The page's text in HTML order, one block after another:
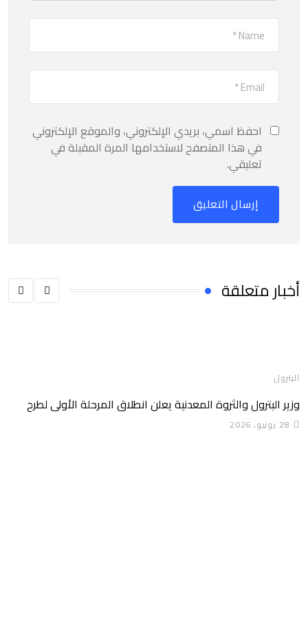
احفظ اسمي، بريدي الإلكتروني، والموقع الإلكتروني
في هذا المتصفح لاستخدامها المرة المقبلة في
تعليقي.
أخبار متعلقة
البترول
وزير البترول والثروة المعدنية يعلن انطلاق المرحلة الأولى لطرح
28 يونيو، 2026